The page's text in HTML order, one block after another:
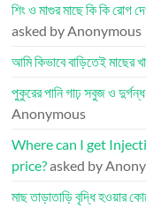
শিং ও মাগুর মাছে কি কি রোগ
asked by Anonymous
আমি কিভাবে বাড়িতেই মাছের
পুকুরের পানি গাঢ় সবুজ ও
Anonymous
Where can I get
price?asked by
মাছ তাড়াতাড়ি বৃদ্ধি হওয়ার